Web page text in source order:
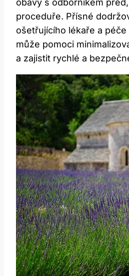
obavy s odborníkem
proceduře. Přísné
ošetřujícího lékaře a
může pomoci
a zajistit rychlé a